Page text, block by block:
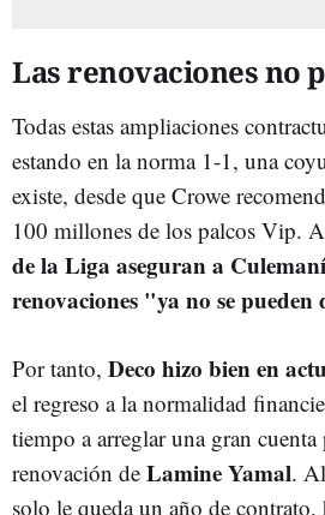
Las renovaciones no
Todas estas ampliaciones
estando en la norma 1-1, una
existe, desde que Crowe
100 millones de los palcos Vip.
de la Liga aseguran a
renovaciones "ya no se
Por tanto, Deco hizo bien en
el regreso a la normalidad
tiempo a arreglar una gran
renovación de Lamine Yamal.
solo le queda un año de contrato,